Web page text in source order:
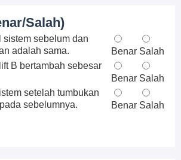
Salah)
sistem sebelum dan
adalah sama.
Benar Salah
B bertambah sebesar
Benar Salah
setelah tumbukan
sebelumnya.
Benar Salah